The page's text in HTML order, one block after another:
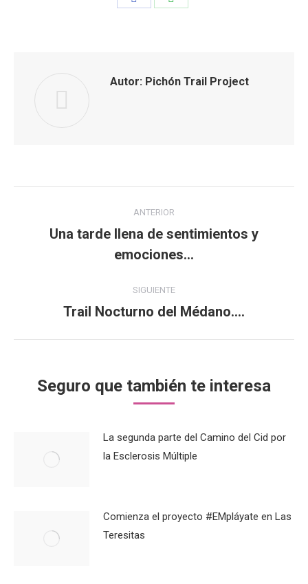
Autor: Pichón Trail Project
entre
publicaciones
ANTERIOR
Publicación
anterior:
Una tarde llena de sentimientos y
emociones…
SIGUIENTE
Publicación
Trail Nocturno del Médano….
Seguro que también te interesa
La segunda parte del Camino del Cid por
la Esclerosis Múltiple
Comienza el proyecto #EMpláyate en Las
Teresitas